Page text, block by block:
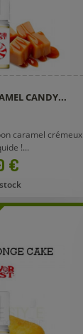
CANDY...
caramel crémeux
!...
€